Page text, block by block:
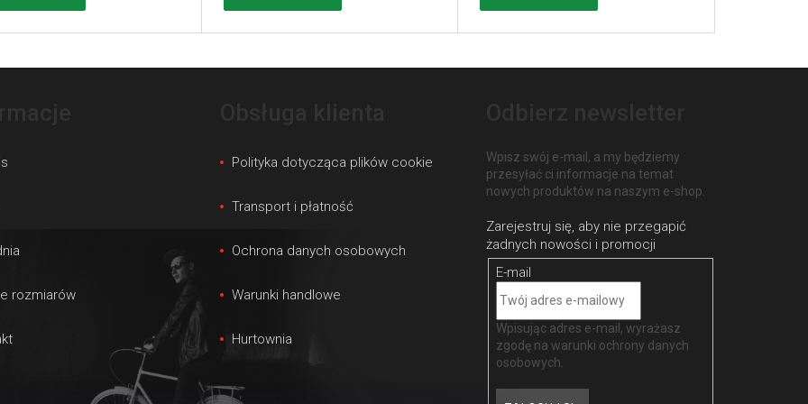
rozmiarów
Polityka dotycząca plików cookie
Transport i płatność
Ochrona danych osobowych
Warunki handlowe
Hurtownia
Wpisz swój e-mail, a my będziemy
przesyłać ci informacje na temat
nowych produktów na naszym e-shop.
E-mail
Wpisując adres e-mail, wyrażasz
zgodę nawarunki ochrony danych
osobowych